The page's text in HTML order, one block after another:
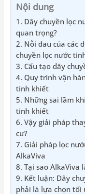
Nội dung
1. Dây chuyền lọc
quan trọng?
2. Nỗi đau của các
chuyền lọc nước
3. Cấu tạo dây
4. Quy trình vận
tinh khiết
5. Những sai lầm
tinh khiết
6. Vậy giải pháp
cư?
7. Giải pháp lọc
AlkaViva
8. Tại sao AlkaViva
9. Kết luận: Dây
phải là lựa chọn tối